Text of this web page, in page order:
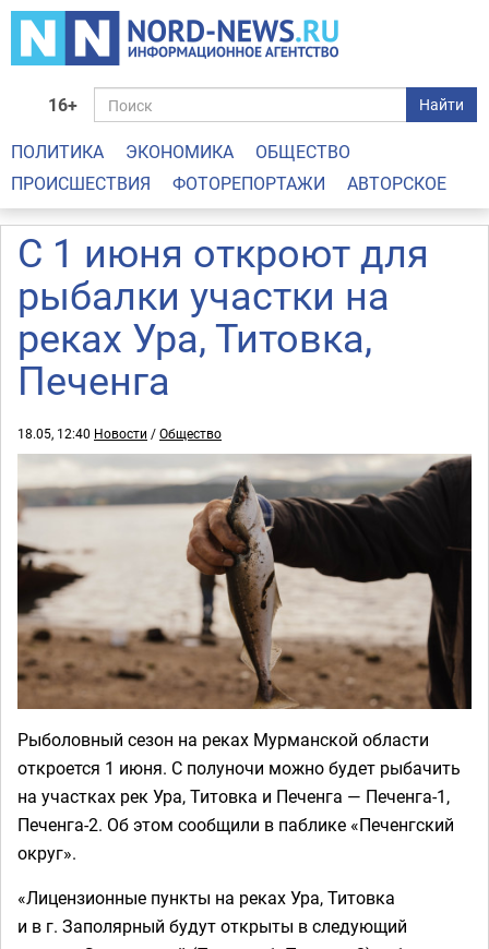
16+ Найти
ПОЛИТИКА ЭКОНОМИКА
ОБЩЕСТВО
ПРОИСШЕСТВИЯ
ФОТОРЕПОРТАЖИ АВТОРСКОЕ
С 1 июня откроют для
рыбалки участки на
реках Ура, Титовка,
Печенга
18.05, 12:40 Новости /Общество
Рыболовный сезон на реках Мурманской области
откроется 1 июня. С полуночи можно будет рыбачить
на участках рек Ура, Титовка и Печенга — Печенга-1,
Печенга-2. Об этом сообщили в паблике «Печенгский
округ».
«Лицензионные пункты на реках Ура, Титовка
и в г. Заполярный будут открыты в следующий